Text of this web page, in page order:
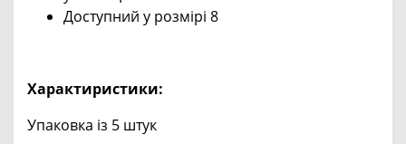
Доступний у розмірі 8
Характиристики:
Упаковка із 5 штук